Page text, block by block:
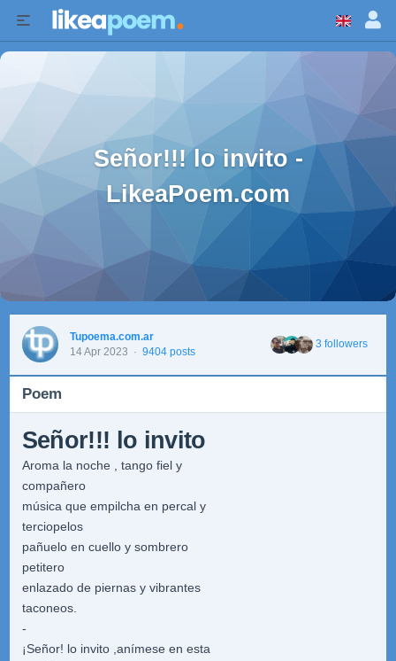
Señor!!! lo invito -
LikeaPoem.com
Tupoema.com.ar
14 Apr 2023 · 9404 posts
3 followers
Poem
Señor!!! lo invito
Aroma la noche , tango fiel y
compañero
música que empilcha en percal y
terciopelos
pañuelo en cuello y sombrero
petitero
enlazado de piernas y vibrantes
taconeos.
-
¡Señor! lo invito ,anímese en esta